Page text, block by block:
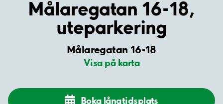
Målaregatan 16-18,
uteparkering
Målaregatan 16-18
Visa på karta
Boka långtidsplats